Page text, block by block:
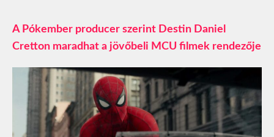
A Pókember producer szerint Destin Daniel
Cretton maradhat a jövőbeli MCU filmek rendezője